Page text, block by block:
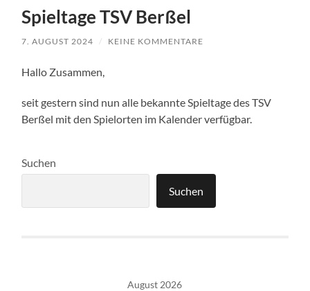
Spieltage TSV Berßel
7. AUGUST 2024 / KEINE KOMMENTARE
Hallo Zusammen,
seit gestern sind nun alle bekannte Spieltage des TSV
Berßel mit den Spielorten im Kalender verfügbar.
Suchen
Suchen
August 2026